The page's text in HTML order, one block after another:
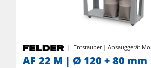
Entstauber | Absauggerät
AF 22 M | Ø 120 + 80 mm